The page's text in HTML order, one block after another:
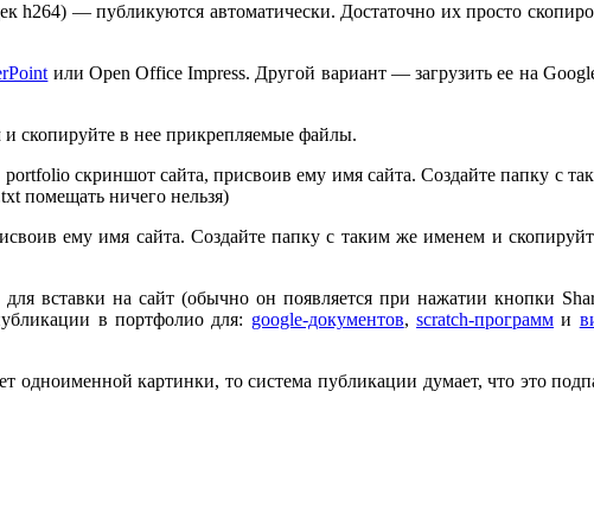
h264) — публикуются автоматически. Достаточно их просто
или Open Office Impress. Другой вариант — загрузить ее на
скопируйте в нее прикрепляемые файлы.
port­fo­lio скриншот сайта, присвоив ему имя сайта. Создайте папку с
помещать ничего нельзя)
ему имя сайта. Создайте папку с таким же именем и
для вставки на сайт (обычно он появляется при нажатии кнопки
в портфолио для: google-документов,scratch-программ и
одноименной картинки, то система публикации думает, что это